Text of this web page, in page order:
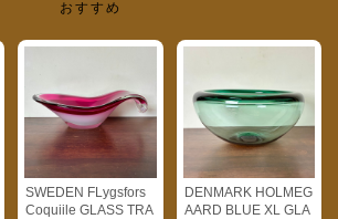
おすすめ
SWEDEN FLygsfors
Coquiile GLASS TRA
DENMARK HOLMEG
AARD BLUE XL GLA